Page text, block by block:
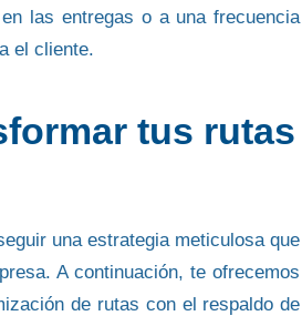
las entregas o a unafrecuencia
el cliente.
tus rutas
una estrategia meticulosa que
A continuación, te ofrecemos
de rutas con el respaldo de